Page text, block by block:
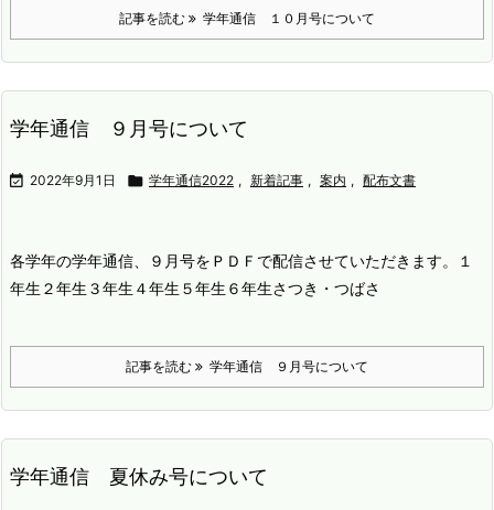
記事を読む 学年通信 １０月号について
学年通信 ９月号について
 2022年9月1日  学年通信2022 , 新着記事 , 案内 , 配布文書
各学年の学年通信、９月号をＰＤＦで配信させていただきます。
１
年生 ２年生 ３年生 ４年生 ５年生 ６年生さつき・つばさ
記事を読む 学年通信 ９月号について
学年通信 夏休み号について